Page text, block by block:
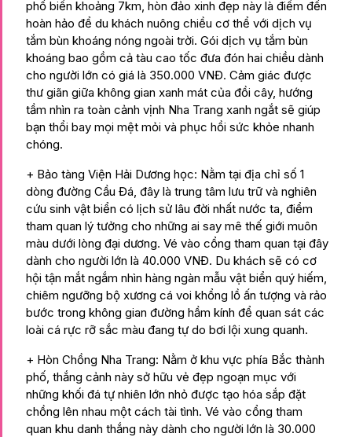
phố biển khoảng 7km, hòn đảo xinh đẹp này là điểm đến
hoàn hảo để du khách nuông chiều cơ thể với dịch vụ
tắm bùn khoáng nóng ngoài trời. Gói dịch vụ tắm bùn
khoáng bao gồm cả tàu cao tốc đưa đón hai chiều dành
cho người lớn có giá là 350.000 VNĐ. Cảm giác được
thư giãn giữa không gian xanh mát của đồi cây, hướng
tầm nhìn ra toàn cảnh vịnh Nha Trang xanh ngắt sẽ giúp
bạn thổi bay mọi mệt mỏi và phục hồi sức khỏe nhanh
chóng.
+ Bảo tàng Viện Hải Dương học: Nằm tại địa chỉ số 1
dòng đường Cầu Đá, đây là trung tâm lưu trữ và nghiên
cứu sinh vật biển có lịch sử lâu đời nhất nước ta, điểm
tham quan lý tưởng cho những ai say mê thế giới muôn
màu dưới lòng đại dương. Vé vào cổng tham quan tại đây
dành cho người lớn là 40.000 VNĐ. Du khách sẽ có cơ
hội tận mắt ngắm nhìn hàng ngàn mẫu vật biển quý hiếm,
chiêm ngưỡng bộ xương cá voi khổng lồ ấn tượng và rảo
bước trong không gian đường hầm kính để quan sát các
loài cá rực rỡ sắc màu đang tự do bơi lội xung quanh.
+ Hòn Chồng Nha Trang: Nằm ở khu vực phía Bắc thành
phố, thắng cảnh này sở hữu vẻ đẹp ngoạn mục với
những khối đá tự nhiên lớn nhỏ được tạo hóa sắp đặt
chồng lên nhau một cách tài tình. Vé vào cổng tham
quan khu danh thắng này dành cho người lớn là 30.000